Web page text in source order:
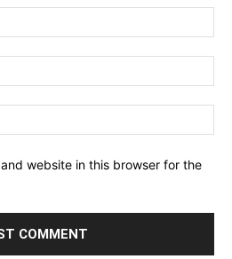
website in this browser for the